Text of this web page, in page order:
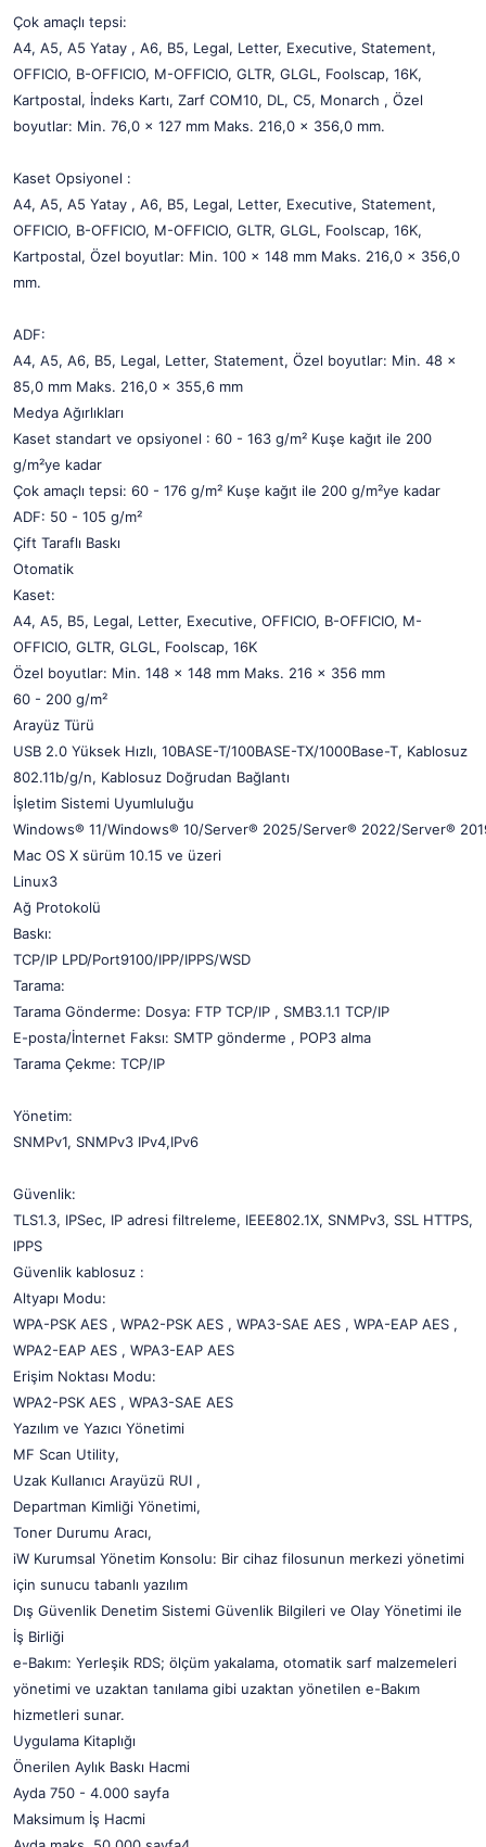
Çok amaçlı tepsi:
A4, A5, A5 Yatay , A6, B5, Legal, Letter, Executive, Statement,
OFFICIO, B-OFFICIO, M-OFFICIO, GLTR, GLGL, Foolscap, 16K,
Kartpostal, İndeks Kartı, Zarf COM10, DL, C5, Monarch , Özel
boyutlar: Min. 76,0 x 127 mm Maks. 216,0 x 356,0 mm.
Kaset Opsiyonel :
A4, A5, A5 Yatay , A6, B5, Legal, Letter, Executive, Statement,
OFFICIO, B-OFFICIO, M-OFFICIO, GLTR, GLGL, Foolscap, 16K,
Kartpostal, Özel boyutlar: Min. 100 x 148 mm Maks. 216,0 x 356,0
mm.
ADF:
A4, A5, A6, B5, Legal, Letter, Statement, Özel boyutlar: Min. 48 x
85,0 mm Maks. 216,0 x 355,6 mm
Medya Ağırlıkları
Kaset standart ve opsiyonel : 60 - 163 g/m² Kuşe kağıt ile 200
g/m²ye kadar
Çok amaçlı tepsi: 60 - 176 g/m² Kuşe kağıt ile 200 g/m²ye kadar
ADF: 50 - 105 g/m²
Çift Taraflı Baskı
Otomatik
Kaset:
A4, A5, B5, Legal, Letter, Executive, OFFICIO, B-OFFICIO, M-
OFFICIO, GLTR, GLGL, Foolscap, 16K
Özel boyutlar: Min. 148 x 148 mm Maks. 216 x 356 mm
60 - 200 g/m²
Arayüz Türü
USB 2.0 Yüksek Hızlı, 10BASE-T/100BASE-TX/1000Base-T, Kablosuz
802.11b/g/n, Kablosuz Doğrudan Bağlantı
İşletim Sistemi Uyumluluğu
Windows® 11/Windows® 10/Server® 2025/Server® 2022/Server®
Mac OS X sürüm 10.15 ve üzeri
Linux3
Ağ Protokolü
Baskı:
TCP/IP LPD/Port9100/IPP/IPPS/WSD
Tarama:
Tarama Gönderme: Dosya: FTP TCP/IP , SMB3.1.1 TCP/IP
E-posta/İnternet Faksı: SMTP gönderme , POP3 alma
Tarama Çekme: TCP/IP
Yönetim:
SNMPv1, SNMPv3 IPv4,IPv6
Güvenlik:
TLS1.3, IPSec, IP adresi filtreleme, IEEE802.1X, SNMPv3, SSL HTTPS,
IPPS
Güvenlik kablosuz :
Altyapı Modu:
WPA-PSK AES , WPA2-PSK AES , WPA3-SAE AES , WPA-EAP AES ,
WPA2-EAP AES , WPA3-EAP AES
Erişim Noktası Modu:
WPA2-PSK AES , WPA3-SAE AES
Yazılım ve Yazıcı Yönetimi
MF Scan Utility,
Uzak Kullanıcı Arayüzü RUI ,
Departman Kimliği Yönetimi,
Toner Durumu Aracı,
iW Kurumsal Yönetim Konsolu: Bir cihaz filosunun merkezi yönetimi
için sunucu tabanlı yazılım
Dış Güvenlik Denetim Sistemi Güvenlik Bilgileri ve Olay Yönetimi ile
İş Birliği
e-Bakım: Yerleşik RDS; ölçüm yakalama, otomatik sarf malzemeleri
yönetimi ve uzaktan tanılama gibi uzaktan yönetilen e-Bakım
hizmetleri sunar.
Uygulama Kitaplığı
Önerilen Aylık Baskı Hacmi
Ayda 750 - 4.000 sayfa
Maksimum İş Hacmi